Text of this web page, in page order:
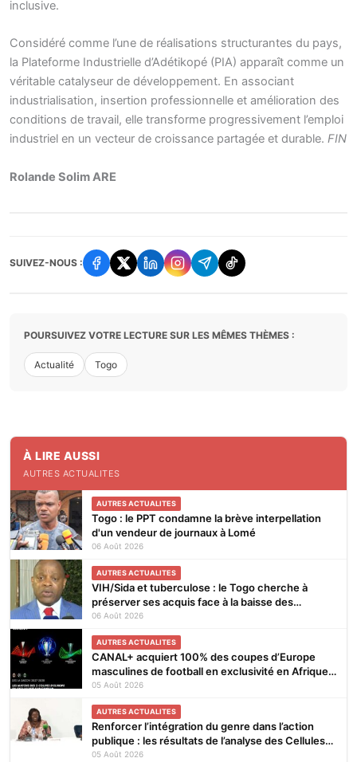
inclusive.
Considéré comme l’une de réalisations structurantes du pays,
la Plateforme Industrielle d’Adétikopé (PIA) apparaît comme un
véritable catalyseur de développement. En associant
industrialisation, insertion professionnelle et amélioration des
conditions de travail, elle transforme progressivement l’emploi
industriel en un vecteur de croissance partagée et durable. FIN
Rolande Solim ARE
SUIVEZ-NOUS :
POURSUIVEZ VOTRE LECTURE SUR LES MÊMES THÈMES :
Actualité Togo
À LIRE AUSSI
AUTRES ACTUALITES
AUTRES ACTUALITES
Togo : le PPT condamne la brève interpellation
d'un vendeur de journaux à Lomé
06 Août 2026
AUTRES ACTUALITES
VIH/Sida et tuberculose : le Togo cherche à
préserver ses acquis face à la baisse des
financements
06 Août 2026
AUTRES ACTUALITES
CANAL+ acquiert 100% des coupes d’Europe
masculines de football en exclusivité en Afrique
subsaharienne pour 4 saisons jusqu’en 2031
05 Août 2026
AUTRES ACTUALITES
Renforcer l’intégration du genre dans l’action
publique : les résultats de l’analyse des Cellules
Focales Genre restitués à Lomé
05 Août 2026